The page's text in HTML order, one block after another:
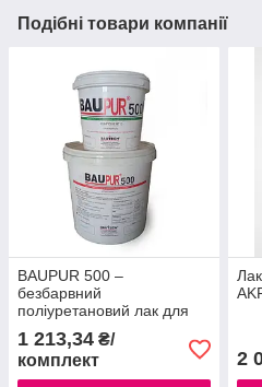
Подібні товари компанії
BAUPUR 500 –
безбарвний
поліуретановий лак для
фінішного шару / 1кг
1 213,34 ₴/
комплект
2